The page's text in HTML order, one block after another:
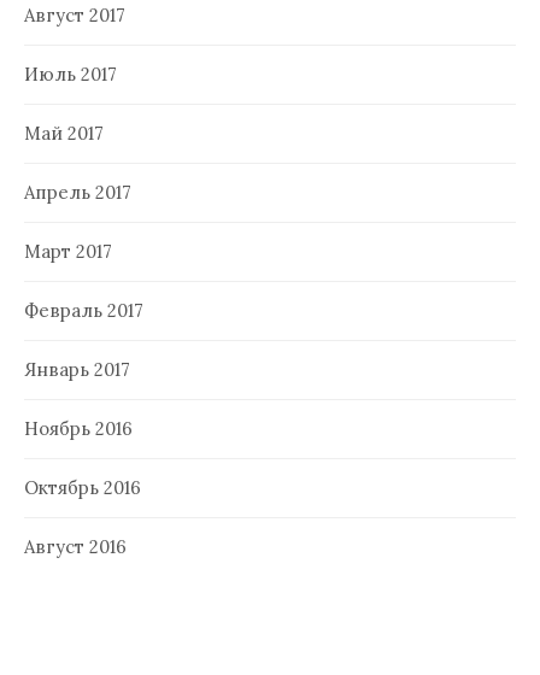
Август 2017
Июль 2017
Май 2017
Апрель 2017
Март 2017
Февраль 2017
Январь 2017
Ноябрь 2016
Октябрь 2016
Август 2016